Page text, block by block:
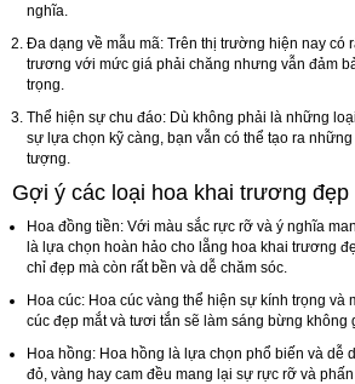
nghĩa.
Đa dạng về mẫu mã: Trên thị trường hiện nay có
trương với mức giá phải chăng nhưng vẫn đảm
trọng.
Thể hiện sự chu đáo: Dù không phải là những
sự lựa chọn kỹ càng, bạn vẫn có thể tạo ra
tượng.
Gợi ý các loại hoa khai trương đẹp
Hoa đồng tiền: Với màu sắc rực rỡ và ý nghĩa
là lựa chọn hoàn hảo cho lẵng hoa khai trương
chỉ đẹp mà còn rất bền và dễ chăm sóc.
Hoa cúc: Hoa cúc vàng thể hiện sự kính trọng và
cúc đẹp mắt và tươi tắn sẽ làm sáng bừng không
Hoa hồng: Hoa hồng là lựa chọn phổ biến và dễ
đỏ, vàng hay cam đều mang lại sự rực rỡ và